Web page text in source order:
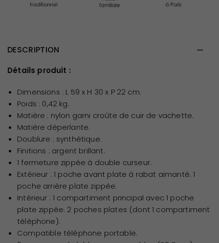
DESCRIPTION
Détails produit :
Dimensions : L 59 x H 30 x P 22 cm.
Poids : 0,42 kg.
Matière : nylon garni croûte de cuir de vachette.
Matière déperlante.
Doublure : synthétique.
Finitions : argent brillant.
1 fermeture zippée à double curseur.
Extérieur : 1 poche avant plate à rabat aimanté. 1
poche arrière plate zippée.
Intérieur : 1 compartiment principal avec 1 poche
plate zippée. 2 poches plates (dont 1 compartiment
téléphone).
Compatible téléphone portable.